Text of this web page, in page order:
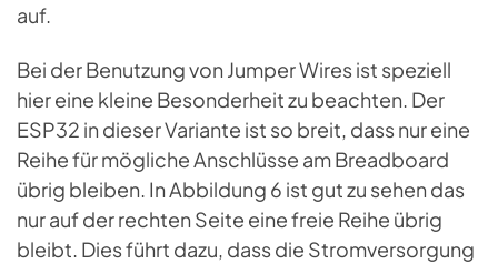
auf.
Bei der Benutzung von Jumper Wires ist speziell
hier eine kleine Besonderheit zu beachten. Der
ESP32 in dieser Variante ist so breit, dass nur eine
Reihe für mögliche Anschlüsse am Breadboard
übrig bleiben. In Abbildung 6 ist gut zu sehen das
nur auf der rechten Seite eine freie Reihe übrig
bleibt. Dies führt dazu, dass die Stromversorgung